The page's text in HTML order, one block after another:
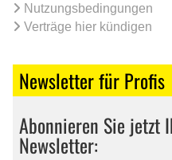
Nutzungsbedingungen
Verträge hier kündigen
Newsletter für Profis
Abonnieren Sie jetzt
Newsletter: